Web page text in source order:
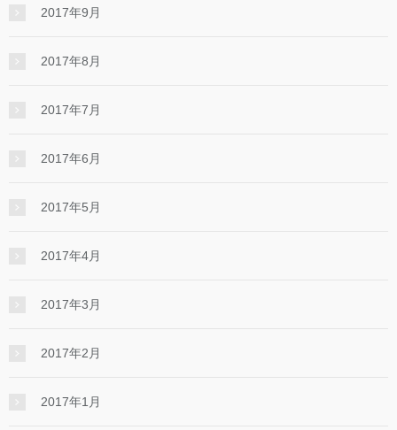
2017年9月
2017年8月
2017年7月
2017年6月
2017年5月
2017年4月
2017年3月
2017年2月
2017年1月